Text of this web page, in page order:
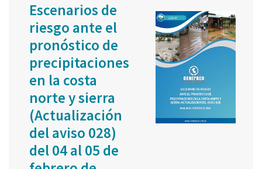
Escenarios de
riesgo ante el
pronóstico de
precipitaciones
en la costa
norte y sierra
(Actualización
del aviso 028)
del 04 al 05 de